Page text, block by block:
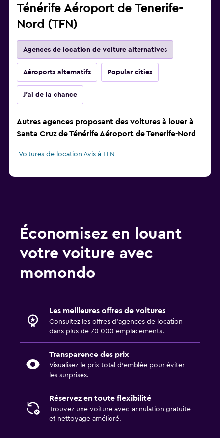
Ténérife Aéroport de Tenerife-
Nord (TFN)
Agences de location de voiture alternatives
Aéroports alternatifs Popular cities
J'ai de la chance
Autres agences proposant des voitures à louer à
Santa Cruz de Ténérife Aéroport de Tenerife-Nord
Voitures de location Avis à TFN
Économisez en louant
votre voiture avec
momondo
Les meilleures offres de voitures
Consultez les offres d’agences de location
dans plus de 70 000 emplacements.
Transparence des prix
Visualisez le prix total d’emblée pour éviter
les surprises.
Réservez en toute flexibilité
Trouvez une voiture avec annulation gratuite
et nettoyage amélioré.